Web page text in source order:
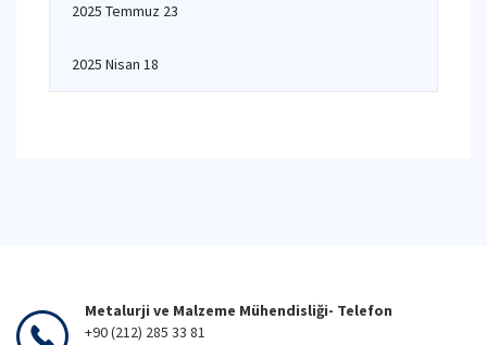
2025 Temmuz 23
2025 Nisan 18
Metalurji ve Malzeme Mühendisliği- Telefon
+90 (212) 285 33 81